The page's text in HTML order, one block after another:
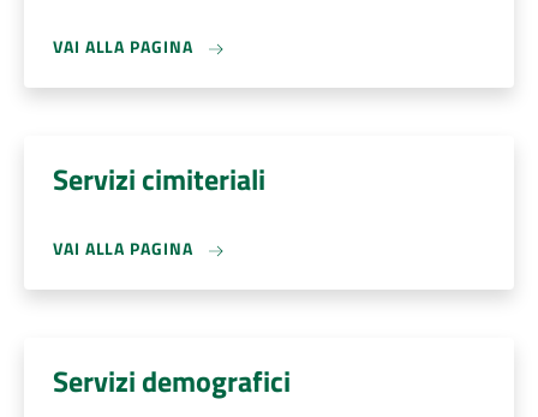
VAI ALLA PAGINA
Servizi cimiteriali
VAI ALLA PAGINA
Servizi demografici